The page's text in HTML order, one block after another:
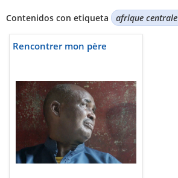
Contenidos con etiqueta afrique centrale
Rencontrer mon père